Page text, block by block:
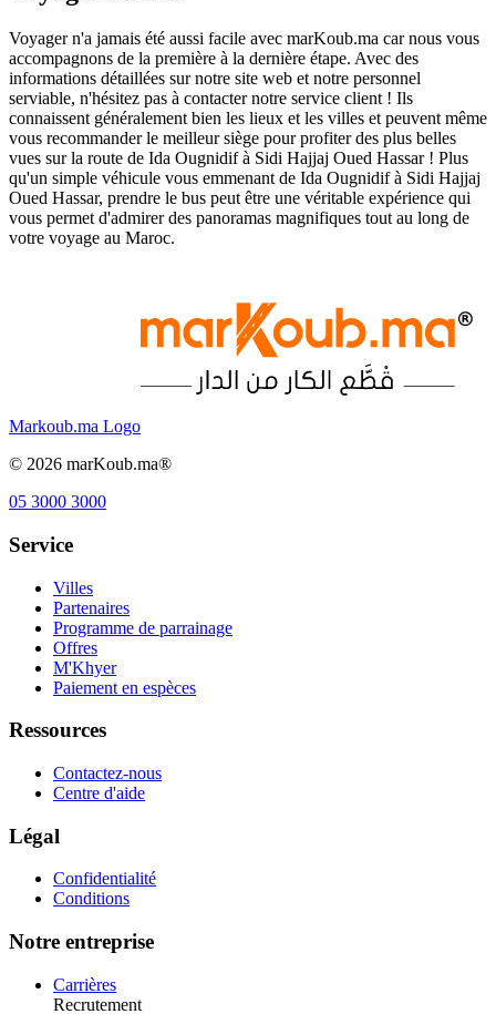
Voyager n'a jamais été aussi facile avec marKoub.ma car nous vous
accompagnons de la première à la dernière étape. Avec des
informations détaillées sur notre site web et notre personnel
serviable, n'hésitez pas à contacter notre service client ! Ils
connaissent généralement bien les lieux et les villes et peuvent même
vous recommander le meilleur siège pour profiter des plus belles
vues sur la route de Ida Ougnidif à Sidi Hajjaj Oued Hassar ! Plus
qu'un simple véhicule vous emmenant de Ida Ougnidif à Sidi Hajjaj
Oued Hassar, prendre le bus peut être une véritable expérience qui
vous permet d'admirer des panoramas magnifiques tout au long de
votre voyage au Maroc.
Markoub.ma Logo
© 2026 marKoub.ma®
05 3000 3000
Service
Villes
Partenaires
Programme de parrainage
Offres
M'Khyer
Paiement en espèces
Ressources
Contactez-nous
Centre d'aide
Légal
Confidentialité
Conditions
Notre entreprise
Carrières
Recrutement